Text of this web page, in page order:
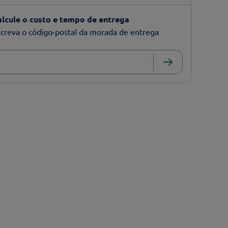
o custo e tempo de entrega
o código-postal da morada de entrega